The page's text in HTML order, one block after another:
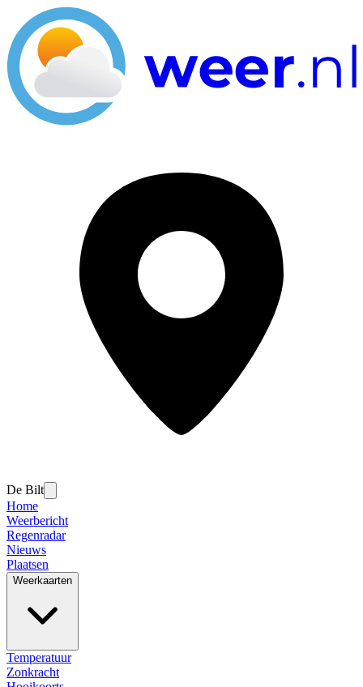
De Bilt
Home
Weerbericht
Regenradar
Nieuws
Plaatsen
Weerkaarten
Temperatuur
Zonkracht